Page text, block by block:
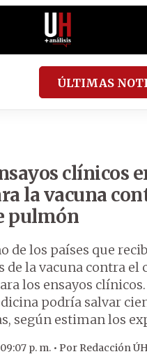
ÚLTIMAS
clínicos
la vacuna
pulmón
de los países que
de la vacuna contra el
los ensayos clínicos.
podría salvar
según estiman los
p. m. • Por Redacción ÚH